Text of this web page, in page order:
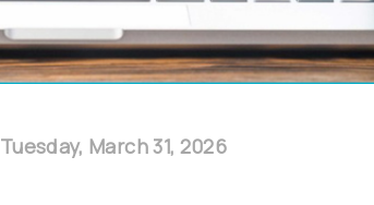
Tuesday, March 31, 2026